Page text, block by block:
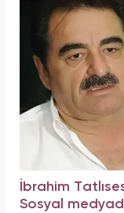
İbrahim
Sosyal